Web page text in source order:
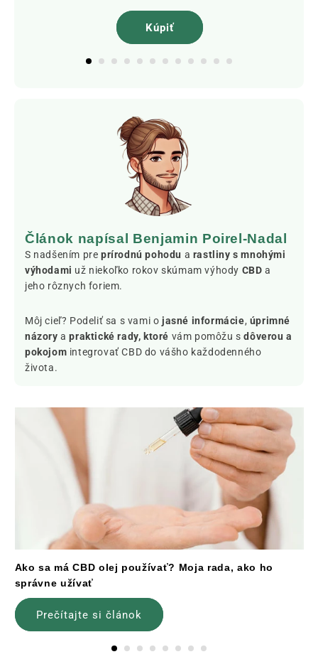
Kúpiť
Článok napísal Benjamin Poirel-Nadal
S nadšením pre prírodnú pohodu a rastliny s mnohými
výhodami už niekoľko rokov skúmam výhody CBD a
jeho rôznych foriem.
Môj cieľ? Podeliť sa s vami o jasné informácie, úprimné
názory apraktické rady, ktoré vám pomôžu sdôverou a
pokojom integrovať CBD do vášho každodenného
života.
Ako sa má CBD olej používať? Moja rada, ako ho
správne užívať
Prečítajte si článok